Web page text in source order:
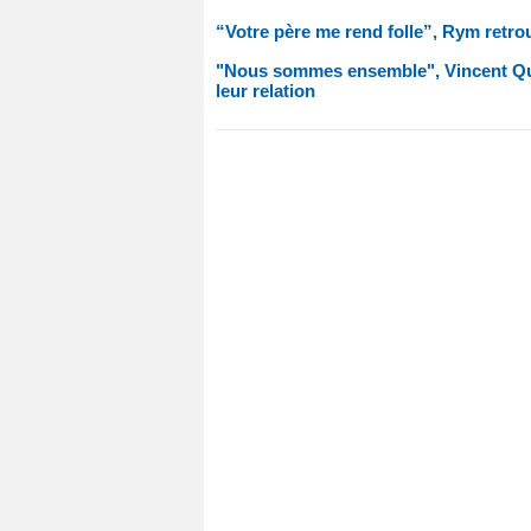
“Votre père me rend folle”, Rym
"Nous sommes ensemble", Vincent
leur relation